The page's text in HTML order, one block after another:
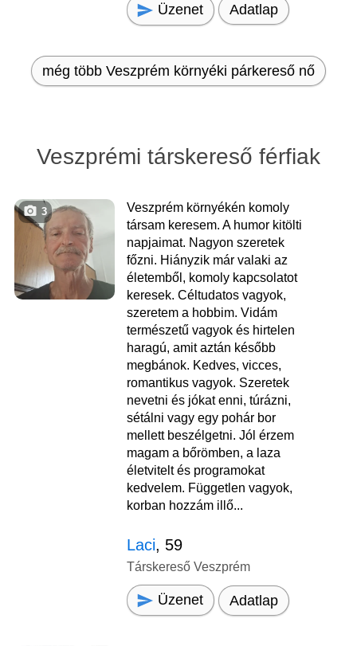
Üzenet Adatlap
még több Veszprém környéki párkereső nő
Veszprémi társkereső férfiak
3
Veszprém környékén komoly
társam keresem. A humor kitölti
napjaimat. Nagyon szeretek
főzni. Hiányzik már valaki az
életemből, komoly kapcsolatot
keresek. Céltudatos vagyok,
szeretem a hobbim. Vidám
természetű vagyok és hirtelen
haragú, amit aztán később
megbánok. Kedves, vicces,
romantikus vagyok. Szeretek
nevetni és jókat enni, túrázni,
sétálni vagy egy pohár bor
mellett beszélgetni. Jól érzem
magam a bőrömben, a laza
életvitelt és programokat
kedvelem. Független vagyok,
korban hozzám illő...
Laci, 59
Társkereső Veszprém
Üzenet Adatlap